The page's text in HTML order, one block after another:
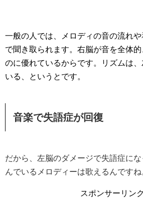
一般の人では、メロディの音の流れや
で聞き取られます。右脳が音を全体
のに優れているからです。リズムは
いる、というとです。
音楽で失語症が回復
だから、左脳のダメージで失語症に
んでいるメロディーは歌えるんですね
スポンサーリンク